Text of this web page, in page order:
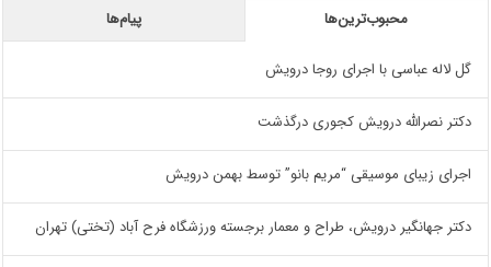
محبوب‌ترین‌ها پیام‌ها
گل لاله عباسی با اجرای روجا درویش
دکتر نصرالله درویش کجوری درگذشت
اجرای زیبای موسیقی “مریم بانو” توسط بهمن درویش
دکتر جهانگیر درویش، طراح و معمار برجسته ورزشگاه فرح آباد (تختی) تهران